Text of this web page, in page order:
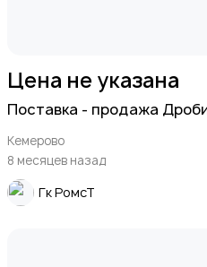
Цена не указана
Поставка - продажа
Кемерово
8 месяцев назад
Гк РомсТ